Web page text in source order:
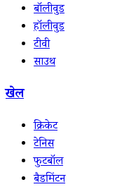
बॉलीवुड
हॉलीवुड
टीवी
साउथ
खेल
क्रिकेट
टेनिस
फुटबॉल
बैडमिंटन